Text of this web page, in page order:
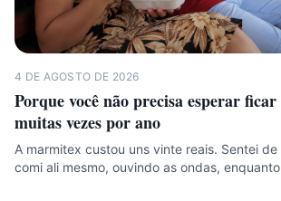
4 DE AGOSTO DE 2026
Porque você não precisa esperar
muitas vezes por ano
A marmitex custou uns vinte reais. Sentei
comi ali mesmo, ouvindo as ondas,